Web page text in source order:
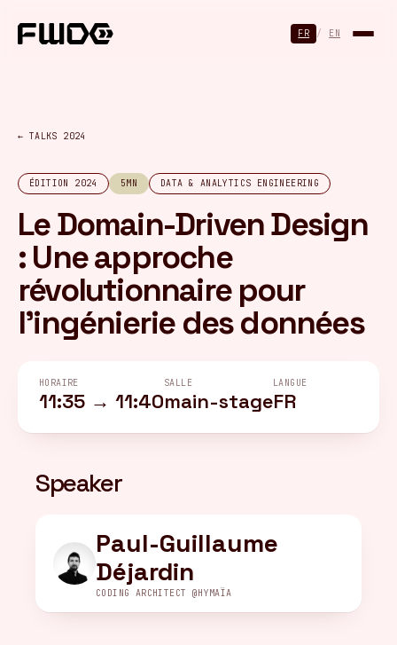
FR / EN
← TALKS 2024
ÉDITION 2024 5MN DATA & ANALYTICS ENGINEERING
Le Domain-Driven Design
: Une approche
révolutionnaire pour
l'ingénierie des données
HORAIRE
11:35 → 11:40
SALLE
main-stage
LANGUE
FR
Speaker
Paul-Guillaume
Déjardin
CODING ARCHITECT @HYMAÏA